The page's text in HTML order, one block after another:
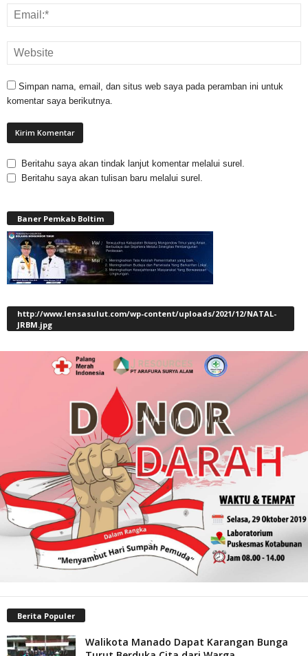
Simpan nama, email, dan situs web saya pada peramban ini untuk
komentar saya berikutnya.
Beritahu saya akan tindak lanjut komentar melalui surel.
Beritahu saya akan tulisan baru melalui surel.
Baner Pemkab Boltim
http://www.lensasulut.com/wp-content/uploads/2021/12/NATAL-
JRBM.jpg
Berita Populer
Walikota Manado Dapat Karangan Bunga